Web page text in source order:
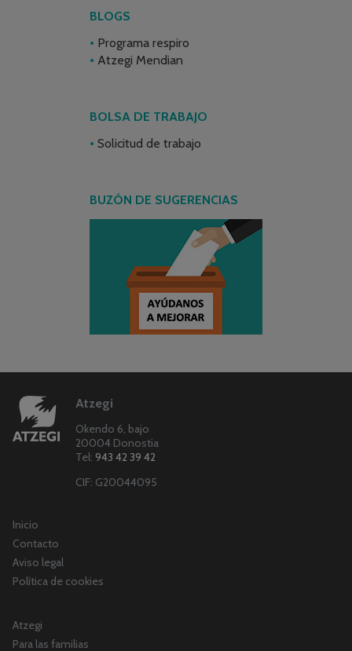
BLOGS
Programa respiro
Atzegi Mendian
BOLSA DE TRABAJO
Solicitud de trabajo
BUZÓN DE SUGERENCIAS
Atzegi
Okendo 6, bajo
20004 Donostia
Tel: 943 42 39 42
CIF: G20044095
Inicio
Contacto
Aviso legal
Política de cookies
Atzegi
Para las familias